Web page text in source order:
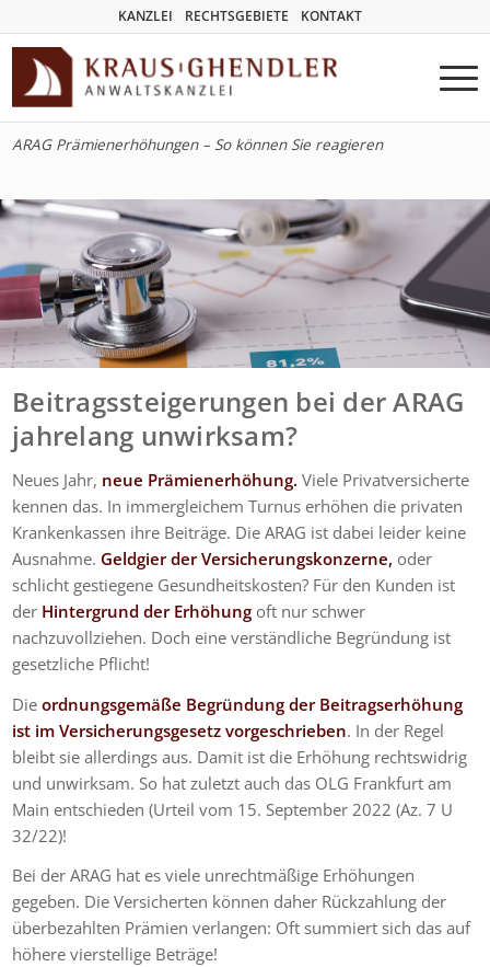
KANZLEI RECHTSGEBIETE KONTAKT
ARAG Prämienerhöhungen – So können Sie reagieren
Beitragssteigerungen bei der ARAG
jahrelang unwirksam?
Neues Jahr, neue Prämienerhöhung. Viele Privatversicherte
kennen das. In immergleichem Turnus erhöhen die privaten
Krankenkassen ihre Beiträge. Die ARAG ist dabei leider keine
Ausnahme. Geldgier der Versicherungskonzerne, oder
schlicht gestiegene Gesundheitskosten? Für den Kunden ist
der Hintergrund der Erhöhung oft nur schwer
nachzuvollziehen. Doch eine verständliche Begründung ist
gesetzliche Pflicht!
Dieordnungsgemäße Begründung der Beitragserhöhung
ist im Versicherungsgesetz vorgeschrieben. In der Regel
bleibt sie allerdings aus. Damit ist die Erhöhung rechtswidrig
und unwirksam. So hat zuletzt auch das OLG Frankfurt am
Main entschieden (Urteil vom 15. September 2022 (Az. 7 U
32/22)!
Bei der ARAG hat es viele unrechtmäßige Erhöhungen
gegeben. Die Versicherten können daher Rückzahlung der
überbezahlten Prämien verlangen: Oft summiert sich das auf
höhere vierstellige Beträge!